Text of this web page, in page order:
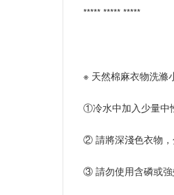
***** ***** *****
※ 天然棉麻衣物洗滌
①冷水中加入少量中
② 請將深淺色衣物，
③ 請勿使用含磷或強